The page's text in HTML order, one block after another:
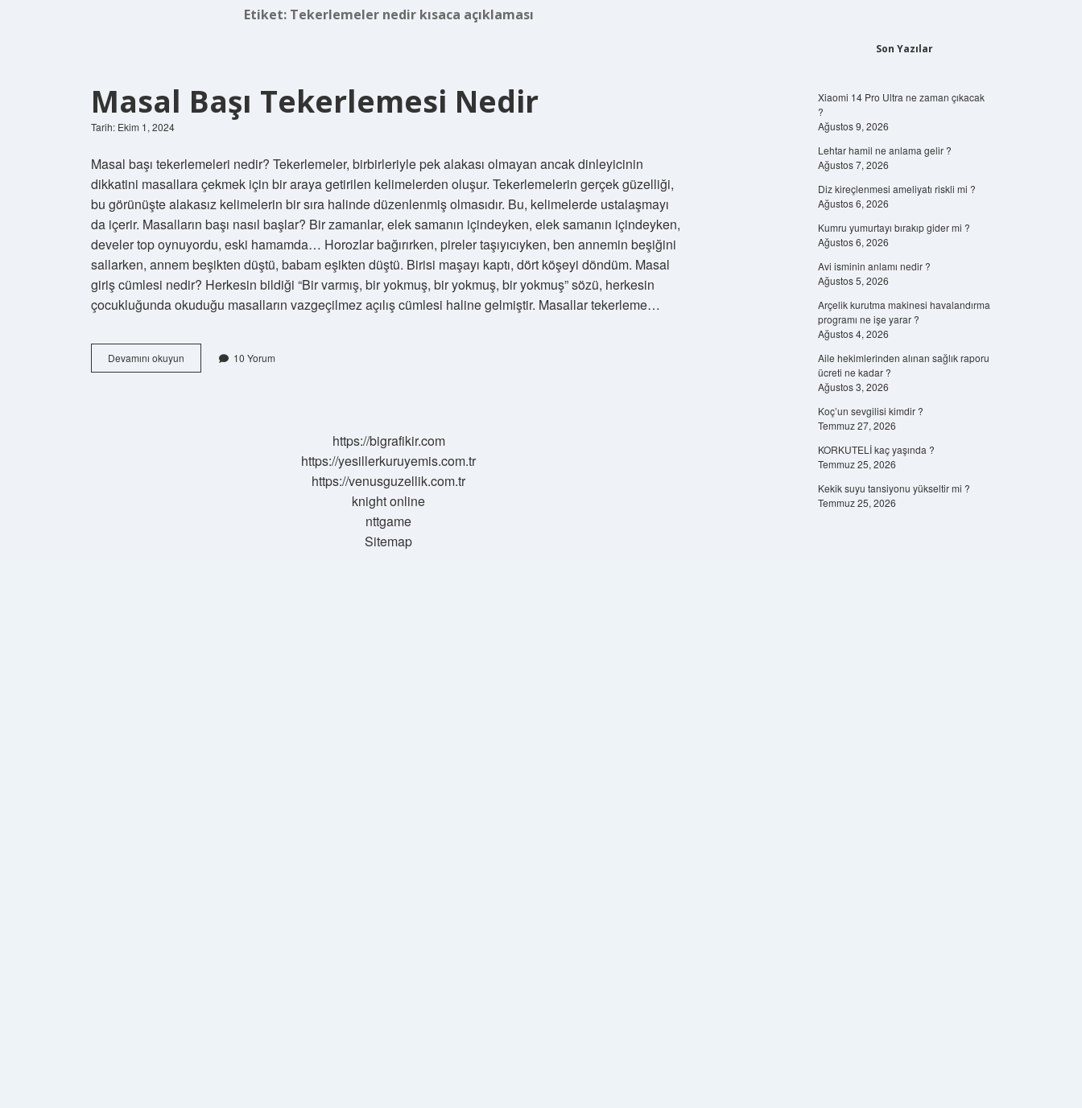
Etiket: Tekerlemeler nedir kısaca açıklaması
Masal Başı Tekerlemesi Nedir
Tarih: Ekim 1, 2024
Masal başı tekerlemeleri nedir? Tekerlemeler, birbirleriyle pek alakası olmayan ancak dinleyicinin
dikkatini masallara çekmek için bir araya getirilen kelimelerden oluşur. Tekerlemelerin gerçek güzelliği,
bu görünüşte alakasız kelimelerin bir sıra halinde düzenlenmiş olmasıdır. Bu, kelimelerde ustalaşmayı
da içerir. Masalların başı nasıl başlar? Bir zamanlar, elek samanın içindeyken, elek samanın içindeyken,
develer top oynuyordu, eski hamamda… Horozlar bağırırken, pireler taşıyıcıyken, ben annemin beşiğini
sallarken, annem beşikten düştü, babam eşikten düştü. Birisi maşayı kaptı, dört köşeyi döndüm. Masal
giriş cümlesi nedir? Herkesin bildiği “Bir varmış, bir yokmuş, bir yokmuş, bir yokmuş” sözü, herkesin
çocukluğunda okuduğu masalların vazgeçilmez açılış cümlesi haline gelmiştir. Masallar tekerleme…
Devamını okuyun
Başı
10 Yorum
https://bigrafikir.com
https://yesillerkuruyemis.com.tr
https://venusguzellik.com.tr
knight online
nttgame
Sitemap
Son Yazılar
Xiaomi 14 Pro Ultra ne zaman çıkacak
?
Ağustos 9, 2026
Lehtar hamil ne anlama gelir ?
Ağustos 7, 2026
Diz kireçlenmesi ameliyatı riskli mi ?
Ağustos 6, 2026
Kumru yumurtayı bırakıp gider mi ?
Ağustos 6, 2026
Avi isminin anlamı nedir ?
Ağustos 5, 2026
Arçelik kurutma makinesi havalandırma
programı ne işe yarar ?
Ağustos 4, 2026
Aile hekimlerinden alınan sağlık raporu
ücreti ne kadar ?
Ağustos 3, 2026
Koç’un sevgilisi kimdir ?
Temmuz 27, 2026
KORKUTELİ kaç yaşında ?
Temmuz 25, 2026
Kekik suyu tansiyonu yükseltir mi ?
Temmuz 25, 2026